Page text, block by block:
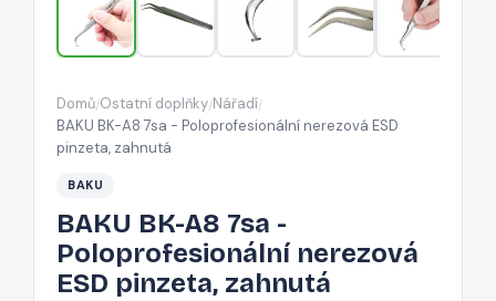
ESD
pinzeta,
zahnutá
Domů/Ostatní doplňky/Nářadí/
BAKU BK-A8 7sa - Poloprofesionální nerezová ESD
pinzeta, zahnutá
BAKU
BAKU BK-A8 7sa -
Poloprofesionální nerezová
ESD pinzeta, zahnutá